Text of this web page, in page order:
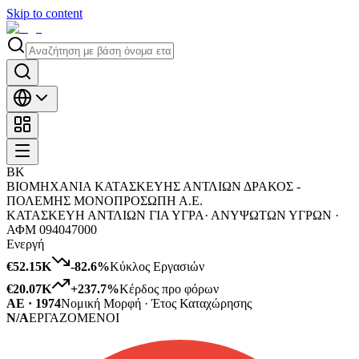
Skip to content
ΒΚ
ΒΙΟΜΗΧΑΝΙΑ ΚΑΤΑΣΚΕΥΗΣ ΑΝΤΛΙΩΝ ΔΡΑΚΟΣ -
ΠΟΛΕΜΗΣ ΜΟΝΟΠΡΟΣΩΠΗ Α.Ε.
ΚΑΤΑΣΚΕΥΗ ΑΝΤΛΙΩΝ ΓΙΑ ΥΓΡΑ· ΑΝΥΨΩΤΩΝ ΥΓΡΩΝ ·
ΑΦΜ 094047000
Ενεργή
€52.15K
-82.6%Κύκλος Εργασιών
€20.07K
+237.7%Κέρδος προ φόρων
ΑΕ · 1974Νομική Μορφή · Έτος Καταχώρησης
N/AΕΡΓΑΖΟΜΕΝΟΙ